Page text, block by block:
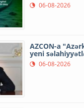
06-08-2026
AZCON-a
yeni
06-08-2026